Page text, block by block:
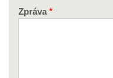
Zpráva